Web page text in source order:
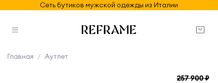
Сеть бутиков мужской одежды из Италии
Главная Аутлет
257 900 ₽